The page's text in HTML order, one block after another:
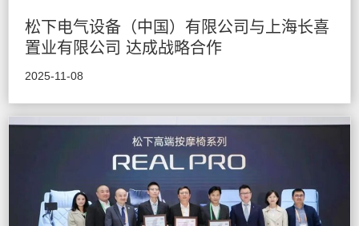
松下电气设备（中国）有限公司与上海长喜
置业有限公司 达成战略合作
2025-11-08